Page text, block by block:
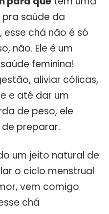
saúde da
esse chá não é só
não. Ele é um
feminina!
aliviar cólicas,
e até dar um
de peso, ele
preparar.
um jeito natural de
o ciclo menstrual
vem comigo
chá